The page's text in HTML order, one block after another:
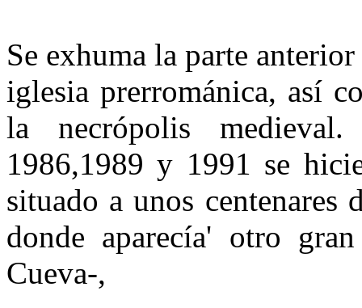
Se exhuma la parte
iglesia prerrománica, así
la necrópolis
1986,1989 y 1991 se
situado a unos centenares
donde aparecía' otro
Cueva-,